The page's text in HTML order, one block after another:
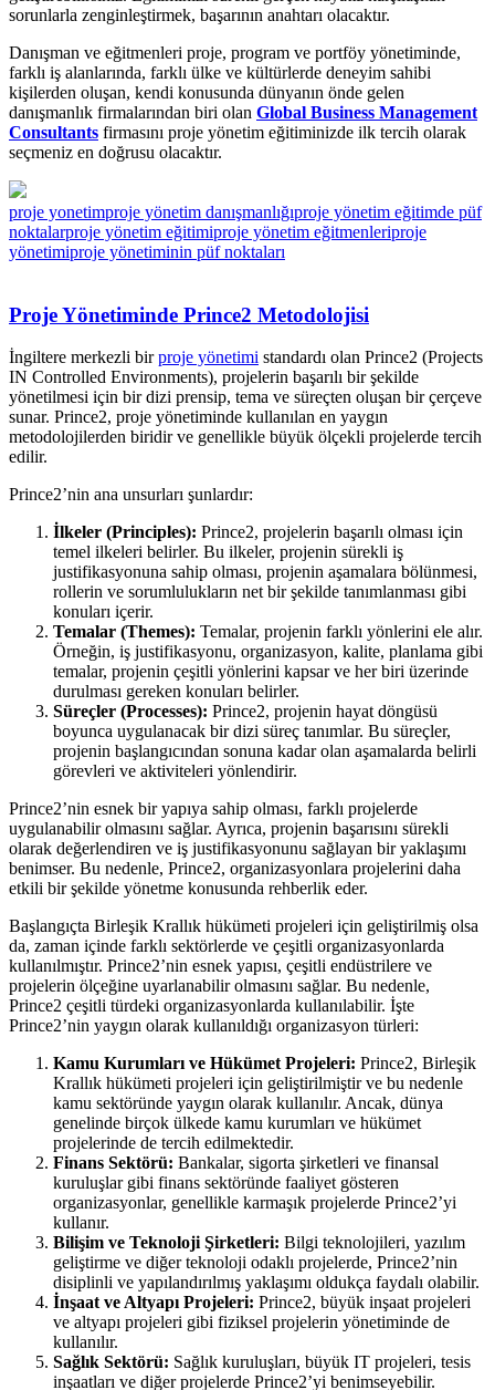
sorunlarla zenginleştirmek, başarının anahtarı olacaktır.
Danışman ve eğitmenleri proje, program ve portföy yönetiminde,
farklı iş alanlarında, farklı ülke ve kültürlerde deneyim sahibi
kişilerden oluşan, kendi konusunda dünyanın önde gelen
danışmanlık firmalarından biri olan Global Business Management
Consultants firmasını proje yönetim eğitiminizde ilk tercih olarak
seçmeniz en doğrusu olacaktır.
proje yonetimproje yönetim danışmanlığıproje yönetim eğitimde püf
noktalarproje yönetim eğitimiproje yönetim eğitmenleriproje
yönetimiproje yönetiminin püf noktaları
Proje Yönetiminde Prince2 Metodolojisi
İngiltere merkezli birproje yönetimi standardı olan Prince2 (Projects
IN Controlled Environments), projelerin başarılı bir şekilde
yönetilmesi için bir dizi prensip, tema ve süreçten oluşan bir çerçeve
sunar. Prince2, proje yönetiminde kullanılan en yaygın
metodolojilerden biridir ve genellikle büyük ölçekli projelerde tercih
edilir.
Prince2’nin ana unsurları şunlardır:
İlkeler (Principles): Prince2, projelerin başarılı olması için
temel ilkeleri belirler. Bu ilkeler, projenin sürekli iş
justifikasyonuna sahip olması, projenin aşamalara bölünmesi,
rollerin ve sorumlulukların net bir şekilde tanımlanması gibi
konuları içerir.
Temalar (Themes): Temalar, projenin farklı yönlerini ele alır.
Örneğin, iş justifikasyonu, organizasyon, kalite, planlama gibi
temalar, projenin çeşitli yönlerini kapsar ve her biri üzerinde
durulması gereken konuları belirler.
Süreçler (Processes): Prince2, projenin hayat döngüsü
boyunca uygulanacak bir dizi süreç tanımlar. Bu süreçler,
projenin başlangıcından sonuna kadar olan aşamalarda belirli
görevleri ve aktiviteleri yönlendirir.
Prince2’nin esnek bir yapıya sahip olması, farklı projelerde
uygulanabilir olmasını sağlar. Ayrıca, projenin başarısını sürekli
olarak değerlendiren ve iş justifikasyonunu sağlayan bir yaklaşımı
benimser. Bu nedenle, Prince2, organizasyonlara projelerini daha
etkili bir şekilde yönetme konusunda rehberlik eder.
Başlangıçta Birleşik Krallık hükümeti projeleri için geliştirilmiş olsa
da, zaman içinde farklı sektörlerde ve çeşitli organizasyonlarda
kullanılmıştır. Prince2’nin esnek yapısı, çeşitli endüstrilere ve
projelerin ölçeğine uyarlanabilir olmasını sağlar. Bu nedenle,
Prince2 çeşitli türdeki organizasyonlarda kullanılabilir. İşte
Prince2’nin yaygın olarak kullanıldığı organizasyon türleri:
Kamu Kurumları ve Hükümet Projeleri: Prince2, Birleşik
Krallık hükümeti projeleri için geliştirilmiştir ve bu nedenle
kamu sektöründe yaygın olarak kullanılır. Ancak, dünya
genelinde birçok ülkede kamu kurumları ve hükümet
projelerinde de tercih edilmektedir.
Finans Sektörü: Bankalar, sigorta şirketleri ve finansal
kuruluşlar gibi finans sektöründe faaliyet gösteren
organizasyonlar, genellikle karmaşık projelerde Prince2’yi
kullanır.
Bilişim ve Teknoloji Şirketleri: Bilgi teknolojileri, yazılım
geliştirme ve diğer teknoloji odaklı projelerde, Prince2’nin
disiplinli ve yapılandırılmış yaklaşımı oldukça faydalı olabilir.
İnşaat ve Altyapı Projeleri: Prince2, büyük inşaat projeleri
ve altyapı projeleri gibi fiziksel projelerin yönetiminde de
kullanılır.
Sağlık Sektörü: Sağlık kuruluşları, büyük IT projeleri, tesis
inşaatları ve diğer projelerde Prince2’yi benimseyebilir.